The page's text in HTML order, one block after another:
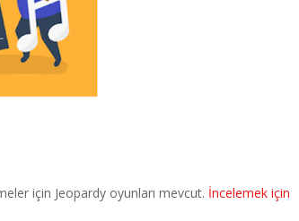
için Jeopardy oyunları mevcut. İncelemek için